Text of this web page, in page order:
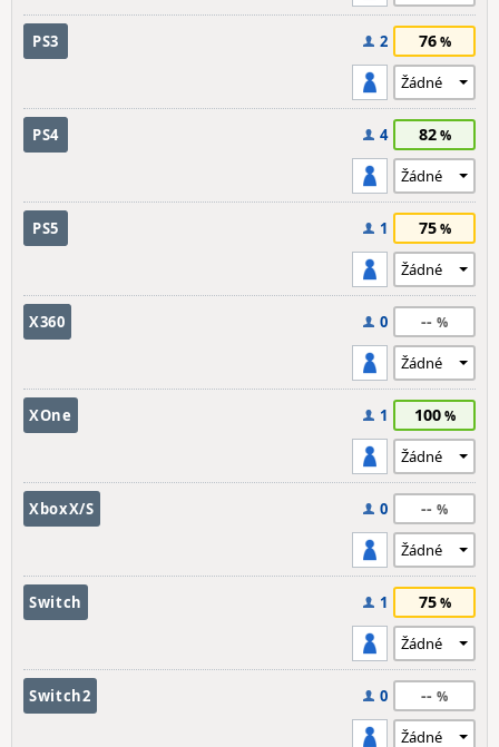
PS3 2 76
PS4 4 82
PS5 1 75
X360 0 --
XOne 1 100
XboxX/S 0 --
Switch 1 75
Switch2 0 --